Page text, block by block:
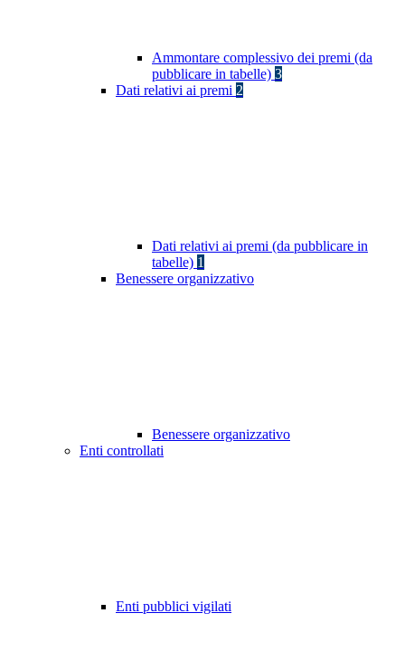
Ammontare complessivo dei premi (da
pubblicare in tabelle) 3
Dati relativi ai premi 2
Dati relativi ai premi (da pubblicare in
tabelle) 1
Benessere organizzativo
Benessere organizzativo
Enti controllati
Enti pubblici vigilati